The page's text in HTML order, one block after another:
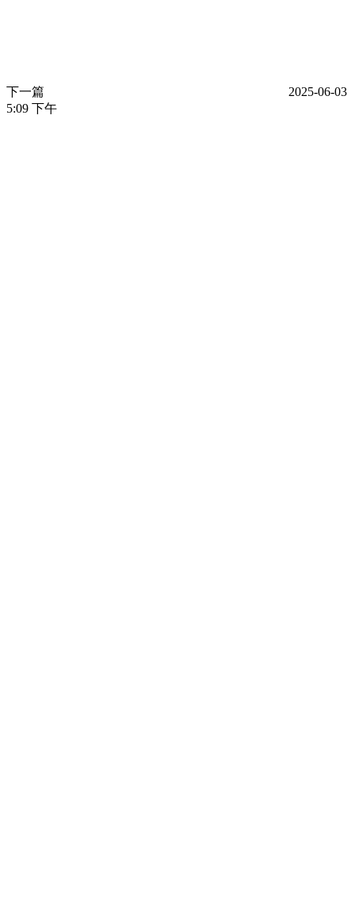
下一篇
2025-06-03
5:09 下午